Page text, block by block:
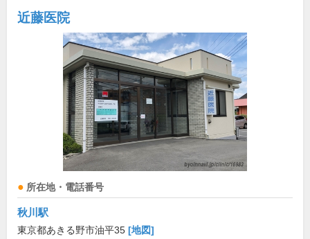
近藤医院
所在地・電話番号
秋川駅
東京都あきる野市油平35 [地図]